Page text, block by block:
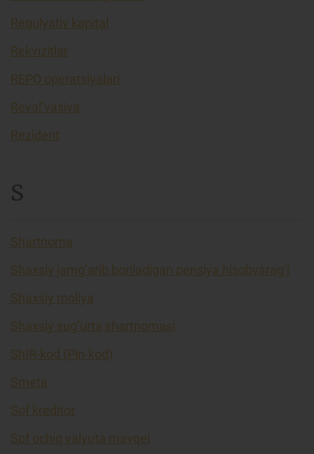
Regulyativ kapital
Rekvizitlar
REPO operatsiyalari
Reval’vasiya
Rezident
S
Shartnoma
Shaxsiy jamg’arib boriladigan pensiya hisobvarag’i
Shaxsiy moliya
Shaxsiy sug’urta shartnomasi
ShIR-kod (Pin-kod)
Smeta
Sof kreditor
Sof ochiq valyuta mavqei